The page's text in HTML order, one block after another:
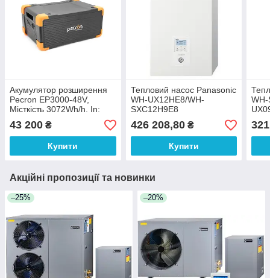
Акумулятор розширення
Pecron EP3000-48V,
Місткість 3072Wh/h. In:
GX16MF-5 (15A), Out:
XT60(12V,30A), USB-A
(18W), Type-C (100W)
43 200 ₴
Купити
Тепловий насос Panasonic
WH-UX12НE8/WH-
SXC12Н9E8
426 208,80₴
Купити
Акційні пропозиції та новинки
–25% –20%